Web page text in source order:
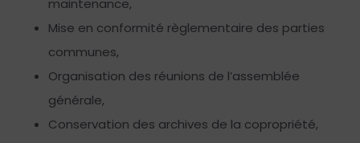
maintenance,
Mise en conformité règlementaire des parties
communes,
Organisation des réunions de l’assemblée
générale,
Conservation des archives de la copropriété,